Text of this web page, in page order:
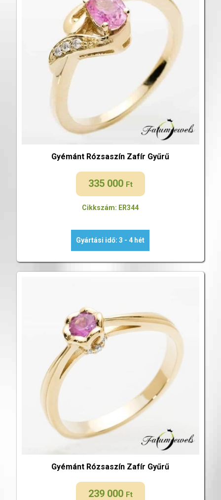
Gyémánt Rózsaszín Zafír Gyűrű
335 000 Ft
Cikkszám: ER344
Gyártási idő: 3 - 4 hét
Gyémánt Rózsaszín Zafír Gyűrű
239 000 Ft